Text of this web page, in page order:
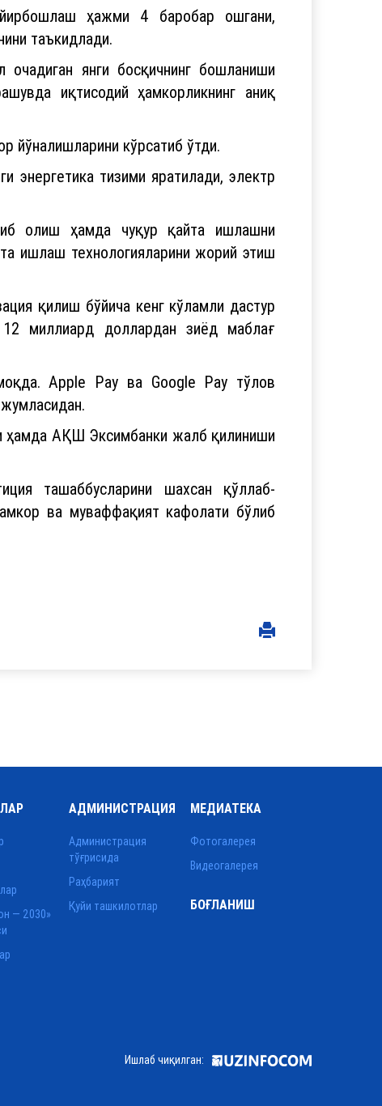
ҳажми 4 баробар ошгани,
таъкидлади.
очадиган янги босқичнинг бошланиши
иқтисодий ҳамкорликнинг аниқ
йўналишларини кўрсатиб ўтди.
энергетика тизими яратилади, электр
олиш ҳамда чуқур қайта ишлашни
ишлаш технологияларини жорий этиш
қилиш бўйича кенг кўламли дастур
12 миллиард доллардан зиёд маблағ
Apple Pay ва Google Pay тўлов
ҳамда АҚШ Эксимбанки жалб қилиниши
ташаббусларини шахсан қўллаб-
ва муваффақият кафолати бўлиб
— 2030»
АДМИНИСТРАЦИЯ
Администрация
тўғрисида
Раҳбарият
Қуйи ташкилотлар
МЕДИАТЕКА
Фотогалерея
Видеогалерея
БОҒЛАНИШ
Ишлаб чиқилган: